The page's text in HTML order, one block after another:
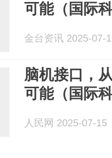
可能（国际
金台资讯 2025-07-
脑机接口，
可能（国际
人民网 2025-07-15